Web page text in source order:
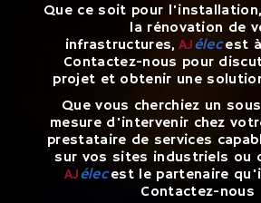
Que ce soit pour
la rénovation de
infrastructures,AJélecest
Contactez-nous pour
projet et obtenir une
Que vous cherchiez un
mesure d'intervenir chez
prestataire de services
sur vos sites industriels ou
AJélecest le partenaire
Contactez-nous